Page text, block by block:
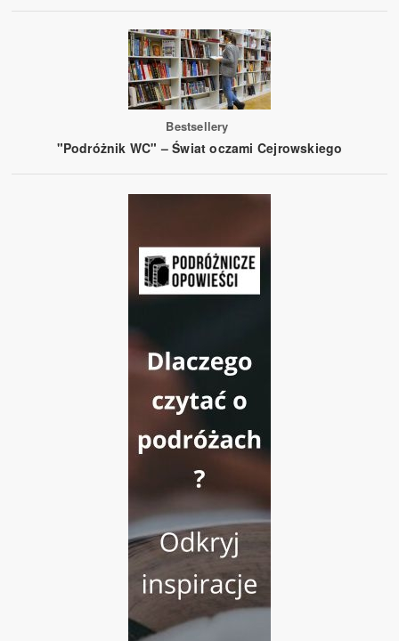
Bestsellery
"Podróżnik WC" – Świat oczami Cejrowskiego